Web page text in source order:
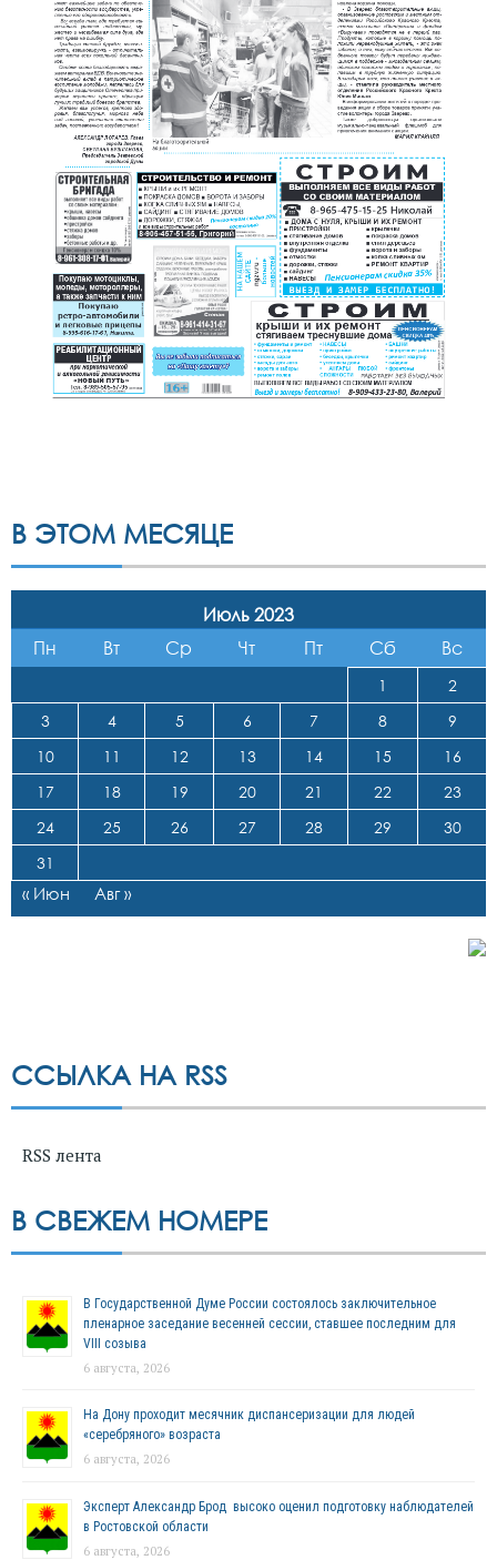
В ЭТОМ МЕСЯЦЕ
Июль 2023
Пн
Вт Ср Чт Пт Сб Вс
1
2
3
4 5 6 7 8
9
10
11 12 13 14 15
16
17
18 19 20 21 22
23
24
25 26 27 28 29
30
31
« Июн Авг »
ССЫЛКА НА RSS
RSS лента
В СВЕЖЕМ НОМЕРЕ
В Государственной Думе России состоялось заключительное
пленарное заседание весенней сессии, ставшее последним для
VIII созыва
6 августа, 2026
На Дону проходит месячник диспансеризации для людей
«серебряного» возраста
6 августа, 2026
Эксперт Александр Брод высоко оценил подготовку наблюдателей
в Ростовской области
6 августа, 2026